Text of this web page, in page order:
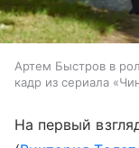
Артем Быстров в
кадр из сериала
На первый